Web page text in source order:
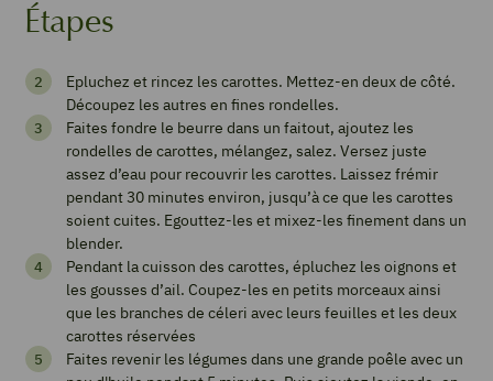
Étapes
Epluchez et rincez les carottes. Mettez-en deux de côté.
Découpez les autres en fines rondelles.
Faites fondre le beurre dans un faitout, ajoutez les
rondelles de carottes, mélangez, salez. Versez juste
assez d’eau pour recouvrir les carottes. Laissez frémir
pendant 30 minutes environ, jusqu’à ce que les carottes
soient cuites. Egouttez-les et mixez-les finement dans un
blender.
Pendant la cuisson des carottes, épluchez les oignons et
les gousses d’ail. Coupez-les en petits morceaux ainsi
que les branches de céleri avec leurs feuilles et les deux
carottes réservées
Faites revenir les légumes dans une grande poêle avec un
parmentier
de
carotte
4from2votes
Imprimer
recette